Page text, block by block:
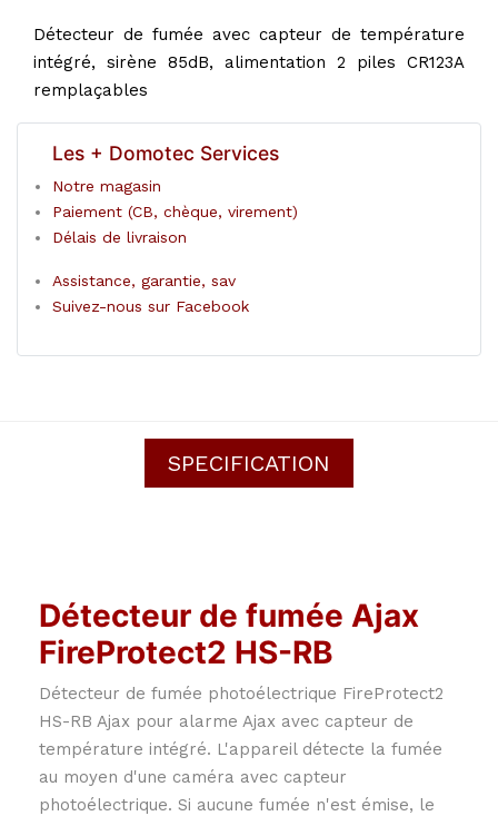
Détecteur de fumée avec capteur de température
intégré, sirène 85dB, alimentation 2 piles CR123A
remplaçables
Les + Domotec Services
Notre magasin
Paiement (CB, chèque, virement)
Délais de livraison
Assistance, garantie, sav
Suivez-nous sur Facebook
SPECIFICATION
Détecteur de fumée Ajax
FireProtect2 HS-RB
Détecteur de fumée photoélectrique FireProtect2
HS-RB Ajax pour alarme Ajax avec capteur de
température intégré. L'appareil détecte la fumée
au moyen d'une caméra avec capteur
photoélectrique. Si aucune fumée n'est émise, le